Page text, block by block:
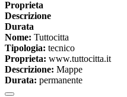
Proprieta
Descrizione
Durata
Nome: Tuttocitta
Tipologia: tecnico
Proprieta: www.tuttocitta.it
Descrizione: Mappe
Durata: permanente